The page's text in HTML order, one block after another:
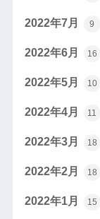
2022年7月 9
2022年6月 16
2022年5月 10
2022年4月 11
2022年3月 18
2022年2月 18
2022年1月 15